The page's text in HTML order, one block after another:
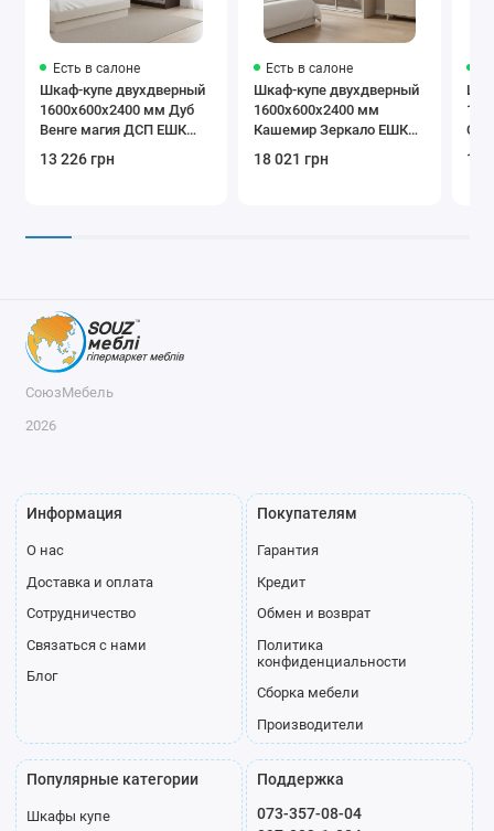
Есть в салоне
Шкаф-купе двухдверный
1600х600х2400 мм Дуб
Венге магия ДСП EШК
2.2.24.60.16
13 226 грн
Есть в салоне
Шкаф-купе двухдверный
1600х600х2400 мм
Кашемир Зеркало EШК
2.1.24.60.16.1
18 021 грн 19
СоюзМебель
2026
Информация
О нас
Доставка и оплата
Сотрудничество
Связаться с нами
Блог
Покупателям
Гарантия
Кредит
Обмен и возврат
Политика
конфиденциальности
Сборка мебели
Производители
Популярные категории
Шкафы купе
Поддержка
073-357-08-04